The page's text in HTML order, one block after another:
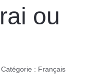
ou
Catégorie : Français